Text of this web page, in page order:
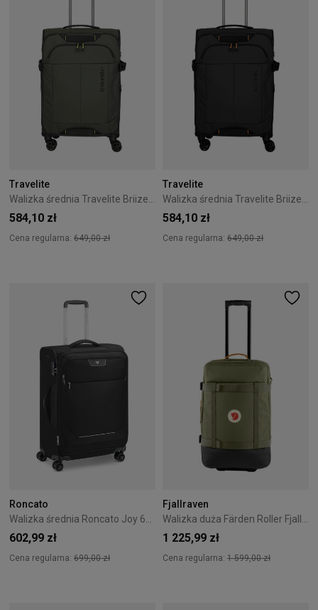
Travelite
584,10 zł
Cena regularna: 649,00 zł
Travelite
584,10 zł
Cena regularna: 649,00 zł
Roncato
602,99 zł
Cena regularna: 699,00 zł
Fjallraven
1 225,99 zł
Cena regularna: 1 599,00 zł